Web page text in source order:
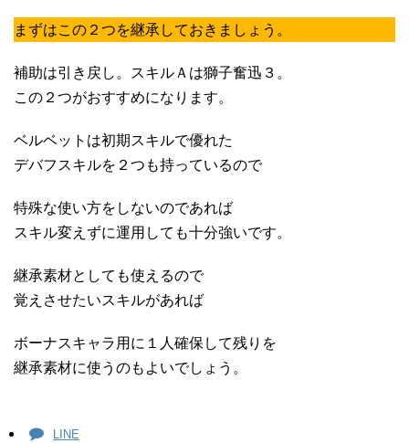
まずはこの２つを継承しておきましょう。
補助は引き戻し。スキルＡは獅子奮迅３。
この２つがおすすめになります。
ベルベットは初期スキルで優れた
デバフスキルを２つも持っているので
特殊な使い方をしないのであれば
スキル変えずに運用しても十分強いです。
継承素材としても使えるので
覚えさせたいスキルがあれば
ボーナスキャラ用に１人確保して残りを
継承素材に使うのもよいでしょう。
LINE